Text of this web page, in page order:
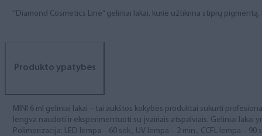
“Diamond Cosmetics Line” geliniai lakai, kurie užtikrina stiprų
Produkto ypatybės
MINI 6 ml geliniai lakai – tai aukštos kokybės produktai sukurti
lengva naudoti ir eksperimentuoti su įvairiais atspalviais. Geliniai lakai
Polimerizacija: LED lempa – 60 sek., UV lempa – 2 min., CCFL lempa – 90